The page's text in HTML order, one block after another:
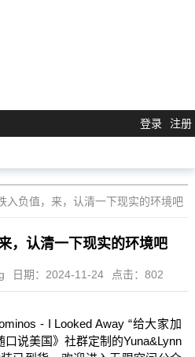
登录 注册
入负值，来，认清一下现实的环境吧
，认清一下现实的环境吧
日期：2024-11-24 点击：802
- I Looked Away “给大家加
说美国》社群定制的Yuna&Lynn